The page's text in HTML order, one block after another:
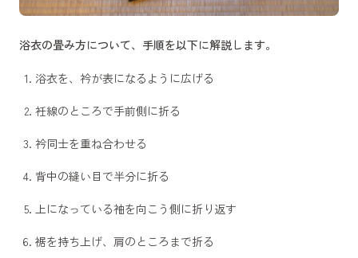
浴衣の畳み方について、手順を以下に解説します。
浴衣を、衿が表になるように広げる
衽線のところで手前側に折る
衿同士を重ね合わせる
背中の縫い目で半分に折る
上になっている袖を向こう側に折り返す
裾を持ち上げ、肩のところまで折る